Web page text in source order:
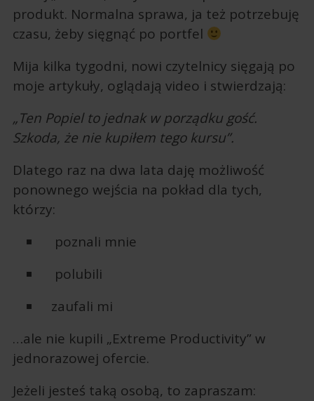
produkt. Normalna sprawa, ja też potrzebuję
czasu, żeby sięgnąć po portfel
Mija kilka tygodni, nowi czytelnicy sięgają po
moje artykuły, oglądają video i stwierdzają:
„Ten Popiel to jednak w porządku gość.
Szkoda, że nie kupiłem tego kursu”.
Dlatego raz na dwa lata daję możliwość
ponownego wejścia na pokład dla tych,
którzy:
poznali mnie
polubili
zaufali mi
…ale nie kupili „Extreme Productivity” w
jednorazowej ofercie.
Jeżeli jesteś taką osobą, to zapraszam: